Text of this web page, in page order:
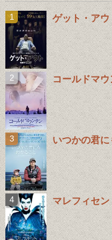
ゲット・アウ
コールドマ
いつかの君
マレフィセン